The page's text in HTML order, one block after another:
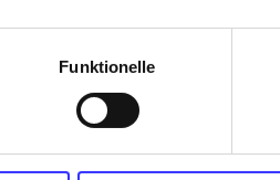
Funktionelle